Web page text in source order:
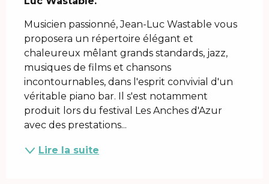
Musicien passionné, Jean-Luc Wastable vous
proposera un répertoire élégant et
chaleureux mêlant grands standards, jazz,
musiques de films et chansons
incontournables, dans l'esprit convivial d'un
véritable piano bar. Il s'est notamment
produit lors du festival Les Anches d'Azur
avec des prestations...
Lire la suite